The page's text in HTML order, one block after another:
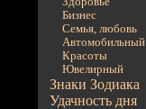
Бизнес
Семья, любовь
Автомобильный
Красоты
Ювелирный
Знаки Зодиака
Удачность дня